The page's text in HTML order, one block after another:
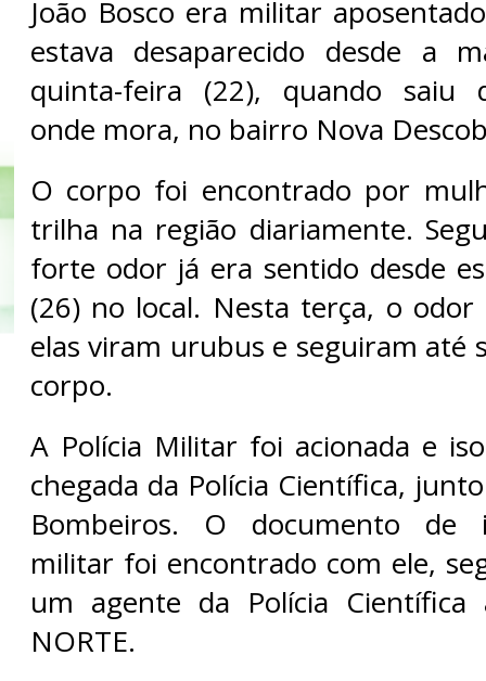
João Bosco era militar
estava desaparecido desde a
quinta-feira (22), quando saiu
onde mora, no bairro Nova
O corpo foi encontrado por
trilha na região diariamente.
forte odor já era sentido desde
(26) no local. Nesta terça, o
elas viram urubus e seguiram até
corpo.
A Polícia Militar foi acionada e
chegada da Polícia Científica,
Bombeiros. O documento de
militar foi encontrado com ele,
um agente da Polícia Científica
NORTE.